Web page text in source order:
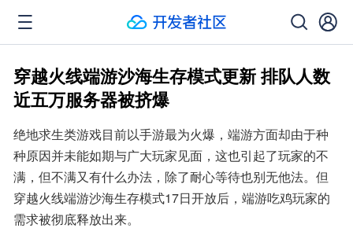
穿越火线端游沙海生存模式更新 排队人数
近五万服务器被挤爆
绝地求生类游戏目前以手游最为火爆，端游方面却由于种
种原因并未能如期与广大玩家见面，这也引起了玩家的不
满，但不满又有什么办法，除了耐心等待也别无他法。但
穿越火线端游沙海生存模式17日开放后，端游吃鸡玩家的
需求被彻底释放出来。